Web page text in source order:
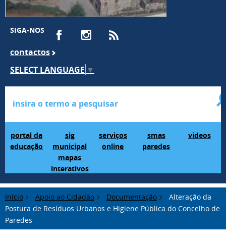
SIGA-NOS
contactos
SELECT LANGUAGE ▼
portal da
educação
sig
municipal
mapas
interativos
serviços
online
smas
paredes
videos
Início Apoio ao Cidadão Documentação
Alteração da
Postura de Resíduos Urbanos e Higiene Pública do Concelho de
Paredes